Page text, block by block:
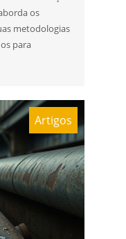
os
metodologias
para
Artigos